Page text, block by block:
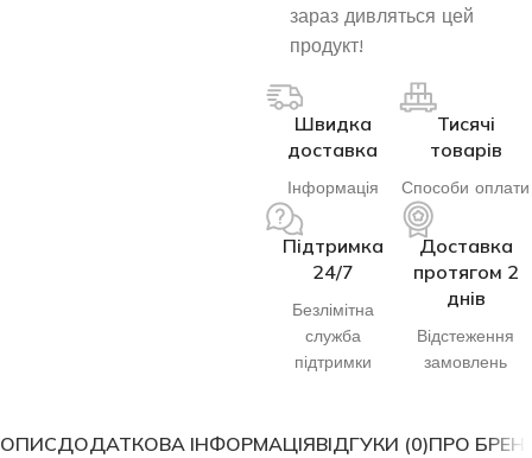
зараз дивляться цей
продукт!
Швидка
доставка
Інформація
Тисячі
товарів
Способи оплати
Підтримка
24/7
Безлімітна
служба
підтримки
Доставка
протягом 2
днів
Відстеження
замовлень
ОПИСДОДАТКОВА ІНФОРМАЦІЯВІДГУКИ (0)ПРО